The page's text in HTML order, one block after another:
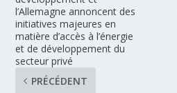
l’Allemagne annoncent des
initiatives majeures en
matière d’accès à l’énergie
et de développement du
secteur privé
PRÉCÉDENT